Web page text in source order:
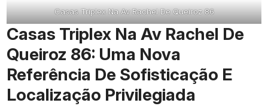
Casas Triplex Na Av Rachel De Queiroz 86
Casas Triplex Na Av Rachel De
Queiroz 86: Uma Nova
Referência De Sofisticação E
Localização Privilegiada